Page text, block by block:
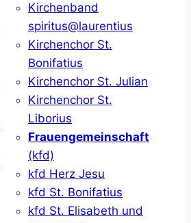
Kirchenband
spiritus@laurentius
Kirchenchor St.
Bonifatius
Kirchenchor St. Julian
Kirchenchor St.
Liborius
Frauengemeinschaft
(kfd)
kfd Herz Jesu
kfd St. Bonifatius
kfd St. Elisabeth und